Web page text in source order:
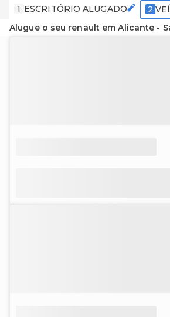
1 ESCRITÓRIO ALUGADO 2
Alugue o seu renault em Alicante -